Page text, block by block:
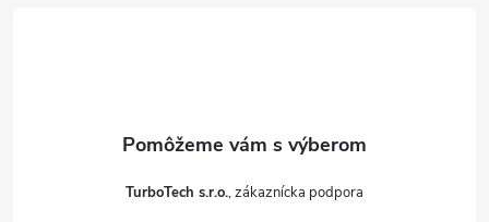
TurboTech s.r.o.